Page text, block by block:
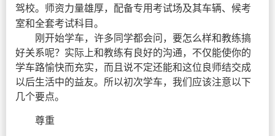
驾校。师资力量雄厚，配备专用考试场及其车辆、候考
室和全套考试科目。
刚开始学车，许多同学都会问，要怎么样和教练搞
好关系呢？实际上和教练有良好的沟通，不仅能使你的
学车路愉快而充实，而且说不定还能和这位良师结交成
以后生活中的益友。所以初次学车，我们应该注意以下
几个要点。
尊重